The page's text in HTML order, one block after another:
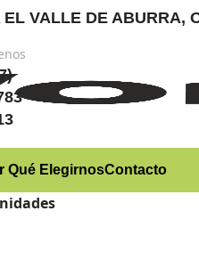
VALLE DE ABURRA,
Qué ElegirnosContacto